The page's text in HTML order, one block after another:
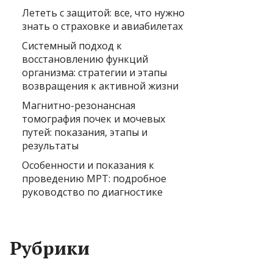
Лететь с защитой: все, что нужно
знать о страховке и авиабилетах
Системный подход к
восстановлению функций
организма: стратегии и этапы
возвращения к активной жизни
Магнитно-резонансная
томография почек и мочевых
путей: показания, этапы и
результаты
Особенности и показания к
проведению МРТ: подробное
руководство по диагностике
Рубрики